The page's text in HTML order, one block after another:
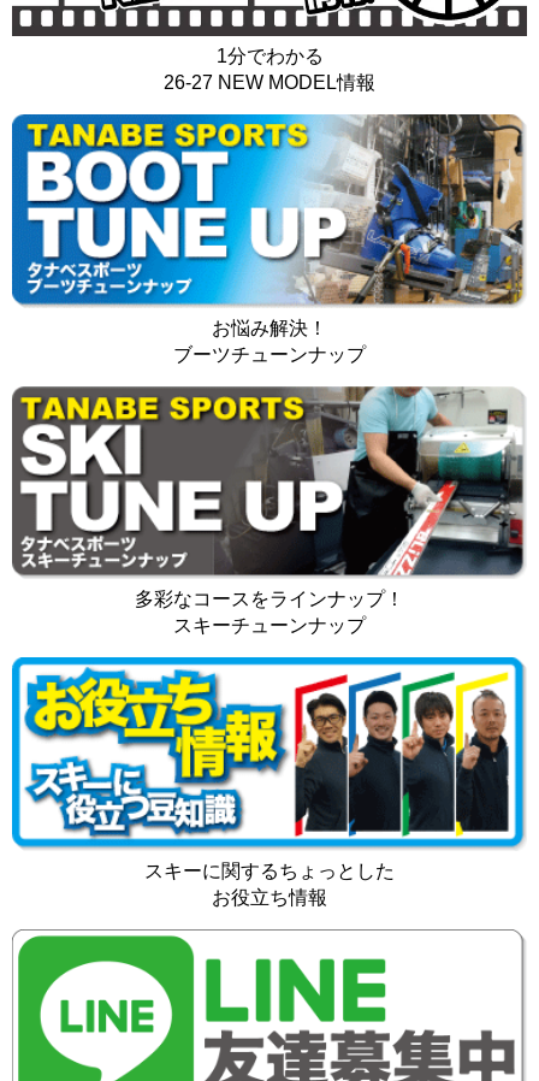
1分でわかる
26-27 NEW MODEL情報
お悩み解決！
ブーツチューンナップ
多彩なコースをラインナップ！
スキーチューンナップ
スキーに関するちょっとした
お役立ち情報